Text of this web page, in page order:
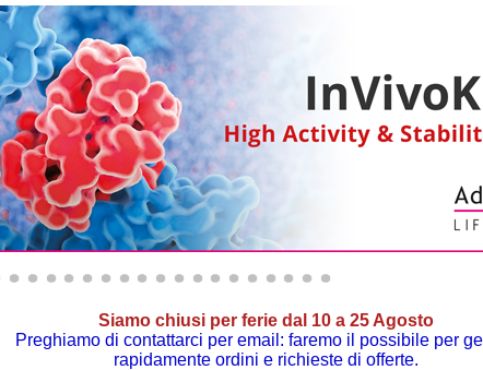
Siamo chiusi per ferie dal 10 a 25 Agosto
Preghiamo di contattarci per email: faremo il possibile per
rapidamente ordini e richieste di offerte.